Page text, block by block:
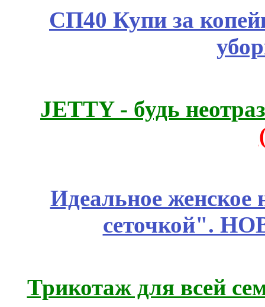
СП40 Купи за
JETTY - будь
Идеальное женское
сеточкой".
Трикотаж для всей